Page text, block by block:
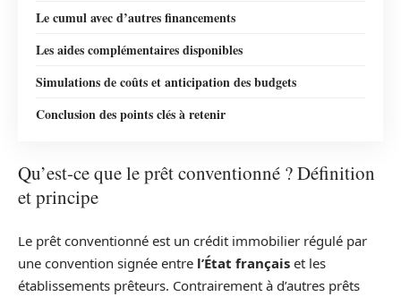
Le cumul avec d’autres financements
Les aides complémentaires disponibles
Simulations de coûts et anticipation des budgets
Conclusion des points clés à retenir
Qu’est-ce que le prêt conventionné ? Définition
et principe
Le prêt conventionné est un crédit immobilier régulé par
une convention signée entre l’État français et les
établissements prêteurs. Contrairement à d’autres prêts